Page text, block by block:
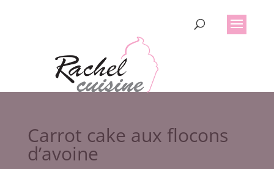
Carrot cake aux flocons
d’avoine